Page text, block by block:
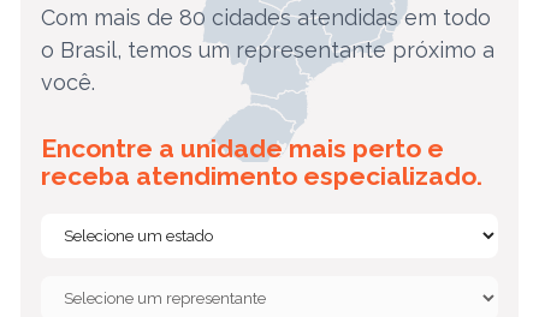
Com mais de 80 cidades atendidas em todo
o Brasil, temos um representante próximo a
você.
Encontre a unidade mais perto e
receba atendimento especializado.